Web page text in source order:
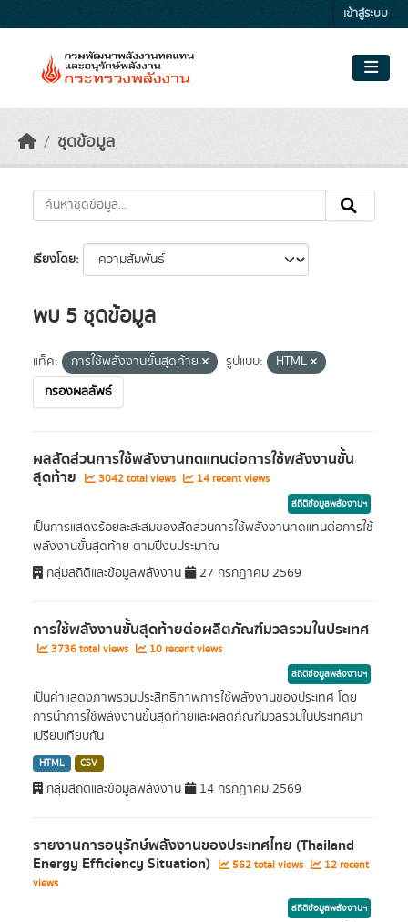
เข้าสู่ระบบ
ชุดข้อมูล
เรียงโดย
พบ 5 ชุดข้อมูล
แท็ค: การใช้พลังงานขั้นสุดท้าย รูปแบบ:
HTML
กรองผลลัพธ์
ผลสัดส่วนการใช้พลังงานทดแทนต่อการใช้พลังงานขั้น
สุดท้าย 3042 total views 14 recent views
สถิติข้อมูลพลังงานฯ
เป็นการแสดงร้อยละสะสมของสัดส่วนการใช้พลังงานทดแทนต่อการใช้
พลังงานขั้นสุดท้าย ตามปีงบประมาณ
กลุ่มสถิติและข้อมูลพลังงาน
27 กรกฎาคม 2569
การใช้พลังงานขั้นสุดท้ายต่อผลิตภัณฑ์มวลรวมในประเทศ
3736 total views 10 recent views
สถิติข้อมูลพลังงานฯ
เป็นค่าแสดงภาพรวมประสิทธิภาพการใช้พลังงานของประเทศ โดย
การนำการใช้พลังงานขั้นสุดท้ายและผลิตภัณฑ์มวลรวมในประเทศมา
เปรียบเทียบกัน
HTML CSV
กลุ่มสถิติและข้อมูลพลังงาน 14 กรกฎาคม 2569
รายงานการอนุรักษ์พลังงานของประเทศไทย (Thailand
Energy Efficiency Situation) 562 total views
12 recent
views
สถิติข้อมูลพลังงานฯ